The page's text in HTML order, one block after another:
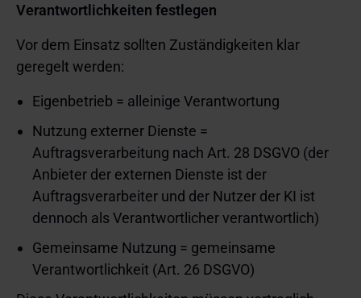
Verantwortlichkeiten festlegen
Vor dem Einsatz sollten Zuständigkeiten klar
geregelt werden:
Eigenbetrieb = alleinige Verantwortung
Nutzung externer Dienste =
Auftragsverarbeitung nach Art. 28 DSGVO (der
Anbieter der externen Dienste ist der
Auftragsverarbeiter und der Nutzer der KI ist
dennoch als Verantwortlicher verantwortlich)
Gemeinsame Nutzung = gemeinsame
Verantwortlichkeit (Art. 26 DSGVO)